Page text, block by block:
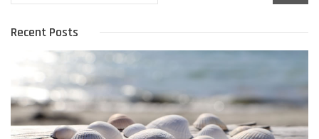
Recent Posts